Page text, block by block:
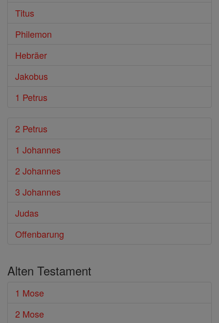
Titus
Philemon
Hebräer
Jakobus
1 Petrus
2 Petrus
1 Johannes
2 Johannes
3 Johannes
Judas
Offenbarung
Alten Testament
1 Mose
2 Mose